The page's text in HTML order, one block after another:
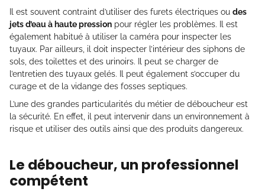
Il est souvent contraint d’utiliser des furets électriques ou des
jets d’eau à haute pression pour régler les problèmes. Il est
également habitué à utiliser la caméra pour inspecter les
tuyaux. Par ailleurs, il doit inspecter l’intérieur des siphons de
sols, des toilettes et des urinoirs. Il peut se charger de
l’entretien des tuyaux gelés. Il peut également s’occuper du
curage et de la vidange des fosses septiques.
L’une des grandes particularités du métier de déboucheur est
la sécurité. En effet, il peut intervenir dans un environnement à
risque et utiliser des outils ainsi que des produits dangereux.
Le déboucheur, un professionnel
compétent